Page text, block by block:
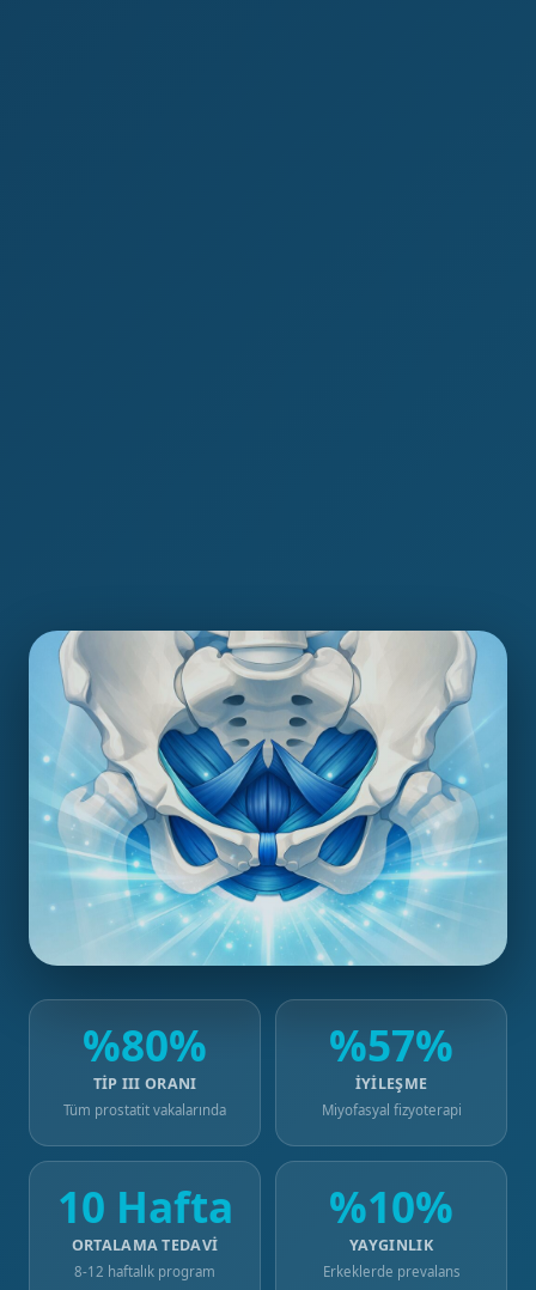
%80%
TIP III ORANI
Tüm prostatit vakalarında
%57%
İYILEŞME
Miyofasyal fizyoterapi
10 Hafta
ORTALAMA TEDAVI
8-12 haftalık program
%10%
YAYGINLIK
Erkeklerde prevalans